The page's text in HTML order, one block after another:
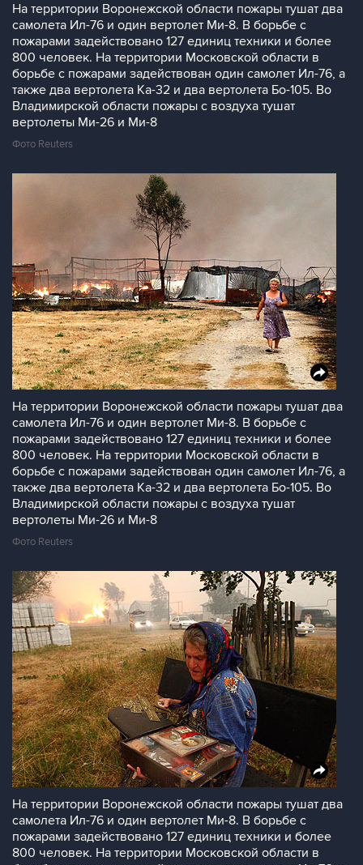
На территории Воронежской области пожары тушат два
самолета Ил-76 и один вертолет Ми-8. В борьбе с
пожарами задействовано 127 единиц техники и более
800 человек. На территории Московской области в
борьбе с пожарами задействован один самолет Ил-76, а
также два вертолета Ка-32 и два вертолета Бо-105. Во
Владимирской области пожары с воздуха тушат
вертолеты Ми-26 и Ми-8
Фото Reuters
На территории Воронежской области пожары тушат два
самолета Ил-76 и один вертолет Ми-8. В борьбе с
пожарами задействовано 127 единиц техники и более
800 человек. На территории Московской области в
борьбе с пожарами задействован один самолет Ил-76, а
также два вертолета Ка-32 и два вертолета Бо-105. Во
Владимирской области пожары с воздуха тушат
вертолеты Ми-26 и Ми-8
Фото Reuters
На территории Воронежской области пожары тушат два
самолета Ил-76 и один вертолет Ми-8. В борьбе с
пожарами задействовано 127 единиц техники и более
800 человек. На территории Московской области в